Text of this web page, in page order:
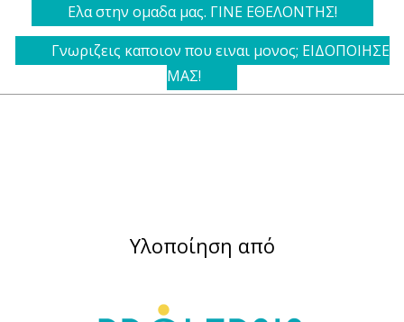
Ελα στην ομαδα μας. ΓΙΝΕ ΕΘΕΛΟΝΤΗΣ!
Γνωριζεις καποιον που ειναι μονος; ΕΙΔΟΠΟΙΗΣΕ
ΜΑΣ!
Υλοποίηση από